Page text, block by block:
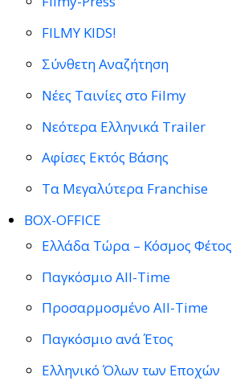
FILMY KIDS!
Σύνθετη Αναζήτηση
Νέες Ταινίες στο Filmy
Νεότερα Ελληνικά Trailer
Αφίσες Εκτός Βάσης
Τα Μεγαλύτερα Franchise
BOX-OFFICE
Ελλάδα Τώρα – Κόσμος Φέτος
Παγκόσμιο All-Time
Προσαρμοσμένο All-Time
Παγκόσμιο ανά Έτος
Ελληνικό Όλων των Εποχών